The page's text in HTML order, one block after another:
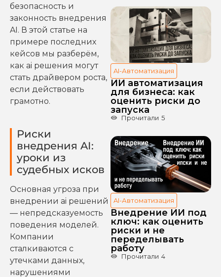
безопасность и
законность внедрения
AI. В этой статье на
примере последних
кейсов мы разберём,
как ai решения могут
стать драйвером роста,
если действовать
грамотно.
Риски
внедрения AI:
уроки из
судебных исков
Основная угроза при
внедрении ai решений
— непредсказуемость
поведения моделей.
Компании
сталкиваются с
утечками данных,
нарушениями
AI-Автоматизация
ИИ автоматизация
для бизнеса: как
оценить риски до
запуска
Прочитали 5
AI-Автоматизация
Внедрение ИИ под
ключ: как оценить
риски и не
переделывать
работу
Прочитали 4